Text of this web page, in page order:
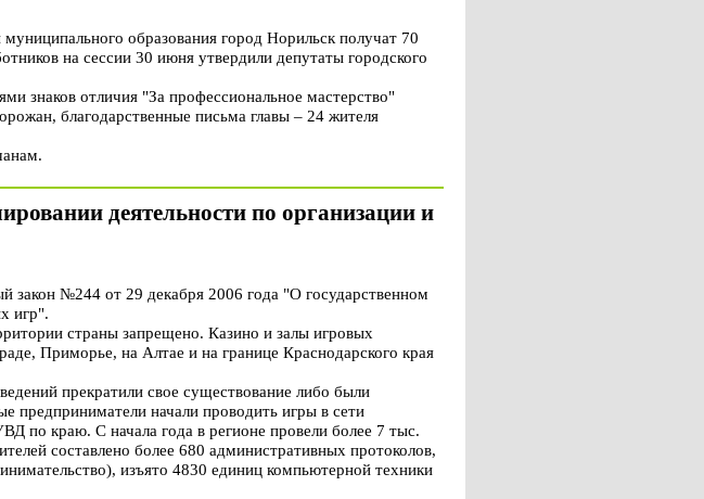
образования город Норильск получат 70
на сессии 30 июня утвердили депутаты городского
знаков отличия "За профессиональное мастерство"
благодарственные письма главы – 24 жителя
деятельности по организации и
№244 от 29 декабря 2006 года "О государственном
игр".
страны запрещено. Казино и залы игровых
Приморье, на Алтае и на границе Краснодарского края
прекратили свое существование либо были
предприниматели начали проводить игры в сети
по краю. С начала года в регионе провели более 7 тыс.
составлено более 680 административных протоколов,
изъято 4830 единиц компьютерной техники